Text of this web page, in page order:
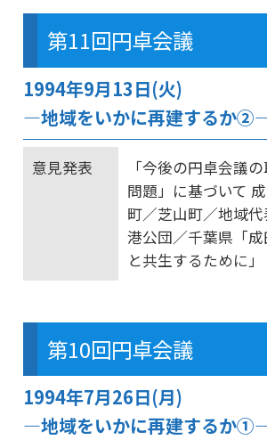
第11回円卓会議
1994年9月13日(火)
―地域をいかに再建するか
意見発表
「今後の円卓会議
問題」に基づいて
町／芝山町／地域
港公団／千葉県「
と共生するために
第10回円卓会議
1994年7月26日(月)
―地域をいかに再建するか